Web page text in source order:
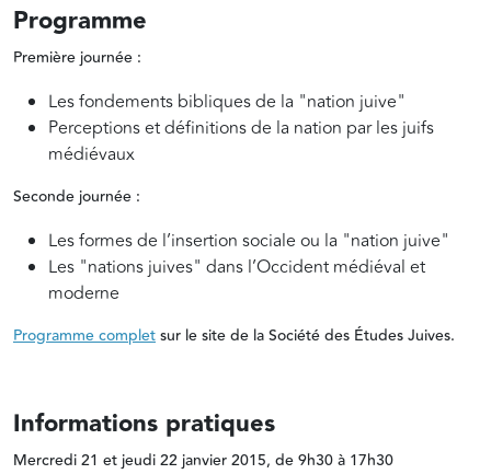
Programme
Première journée :
Les fondements bibliques de la "nation juive"
Perceptions et définitions de la nation par les juifs
médiévaux
Seconde journée :
Les formes de l’insertion sociale ou la "nation juive"
Les "nations juives" dans l’Occident médiéval et
moderne
Programme completsur le site de la Société des Études Juives.
Informations pratiques
Mercredi 21 et jeudi 22 janvier 2015, de 9h30 à 17h30